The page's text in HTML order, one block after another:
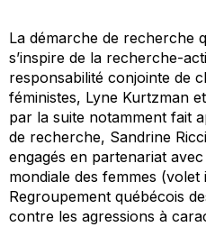
La démarche de recherche
s’inspire de la recherche-
responsabilité conjointe de
féministes, Lyne Kurtzman
par la suite notamment fait
de recherche, Sandrine
engagés en partenariat
mondiale des femmes
Regroupement québécois
contre les agressions à